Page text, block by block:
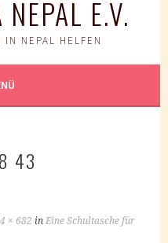
E.V.
IN NEPAL HELFEN
43
× 682 inEine Schultasche für